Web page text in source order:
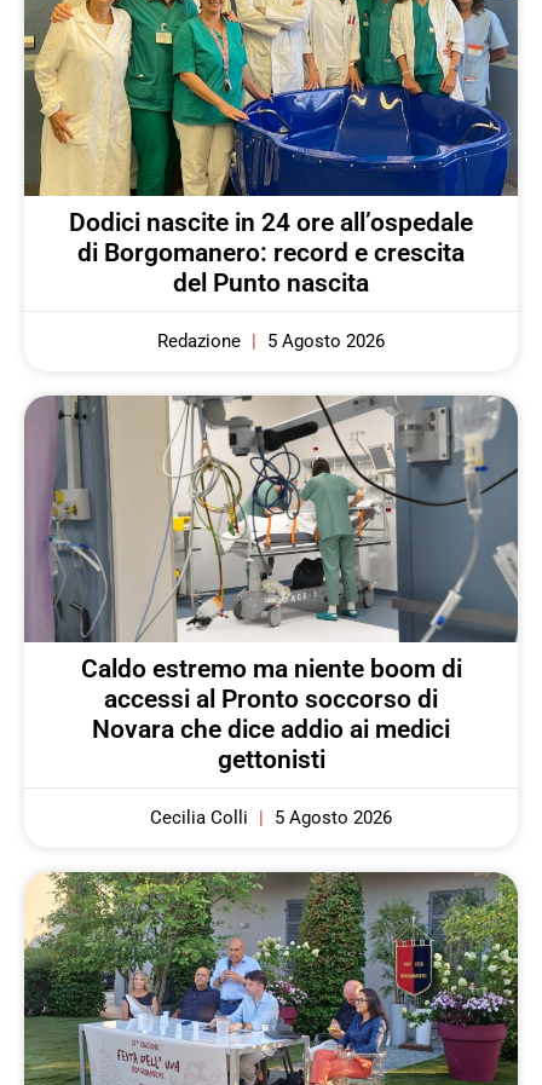
Dodici nascite in 24 ore all’ospedale
di Borgomanero: record e crescita
del Punto nascita
Redazione 5 Agosto 2026
Caldo estremo ma niente boom di
accessi al Pronto soccorso di
Novara che dice addio ai medici
gettonisti
Cecilia Colli 5 Agosto 2026